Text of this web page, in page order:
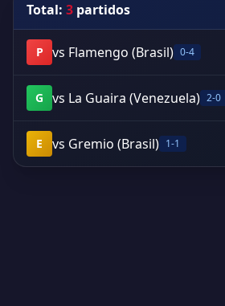
Total: 3 partidos
P vs Flamengo (Brasil) 0-4
G vs La Guaira (Venezuela) 2-0
E vs Gremio (Brasil) 1-1